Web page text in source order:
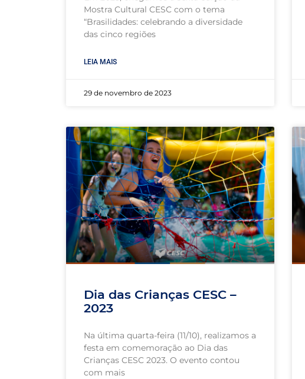
Mostra Cultural CESC com o tema
“Brasilidades: celebrando a diversidade
das cinco regiões
LEIA MAIS
29 de novembro de 2023
Dia das Crianças CESC –
2023
Na última quarta-feira (11/10), realizamos a
festa em comemoração ao Dia das
Crianças CESC 2023. O evento contou
com mais